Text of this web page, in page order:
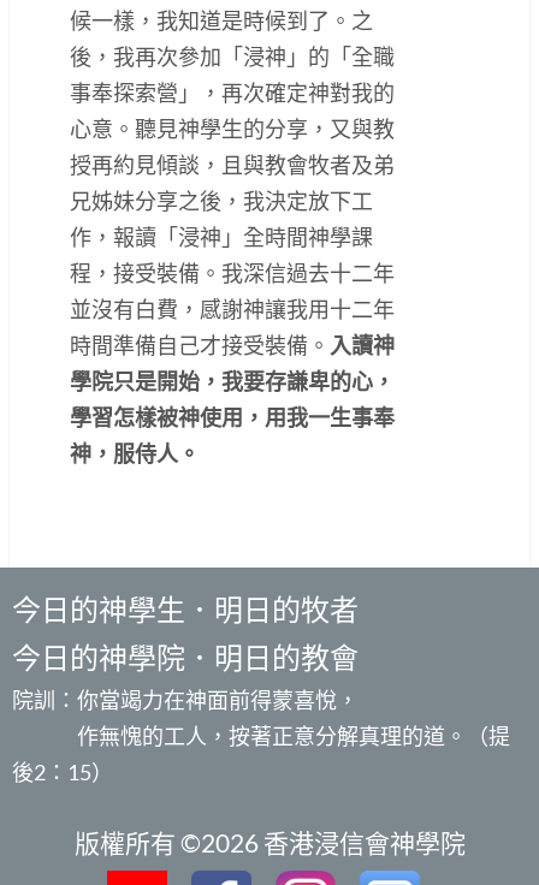
候一樣，我知道是時候到了。之
後，我再次參加「浸神」的「全職
事奉探索營」，再次確定神對我的
心意。聽見神學生的分享，又與教
授再約見傾談，且與教會牧者及弟
兄姊妹分享之後，我決定放下工
作，報讀「浸神」全時間神學課
程，接受裝備。我深信過去十二年
並沒有白費，感謝神讓我用十二年
時間準備自己才接受裝備。 入讀神
學院只是開始，我要存謙卑的心，
學習怎樣被神使用，用我一生事奉
神，服侍人。
今日的神學生．明日的牧者
今日的神學院．明日的教會
院訓：你當竭力在神面前得蒙喜悅，
作無愧的工人，按著正意分解真理的道。（提
後2：15）
版權所有 ©2026 香港浸信會神學院